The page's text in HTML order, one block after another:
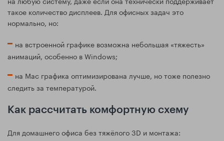
такое количество дисплеев. Для офисных задач это
нормально, но:
на встроенной графике возможна небольшая «тяжесть»
анимаций, особенно в Windows;
на Mac графика оптимизирована лучше, но тоже полезно
следить за температурой.
Как рассчитать комфортную схему
Для домашнего офиса без тяжёлого 3D и монтажа: